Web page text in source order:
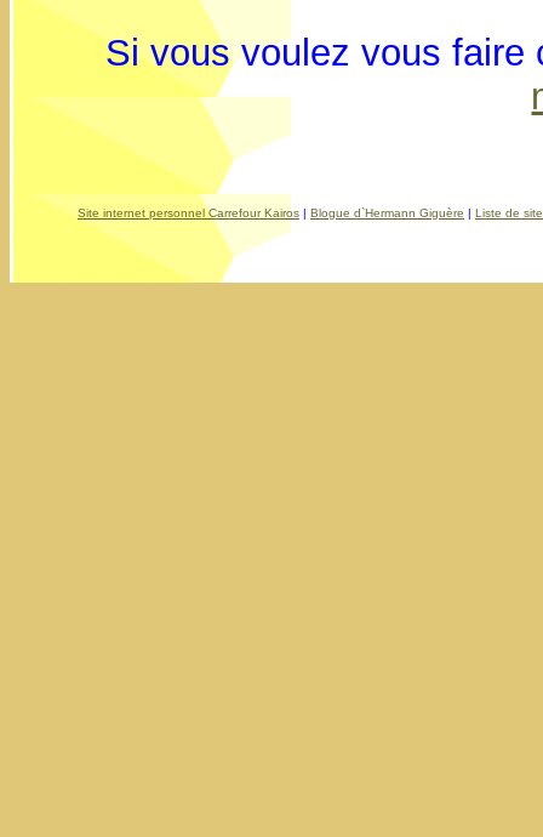
Si vous voulez vous faire
Site internet personnel Carrefour Kairos | Blogue d`Hermann Giguère | Liste de